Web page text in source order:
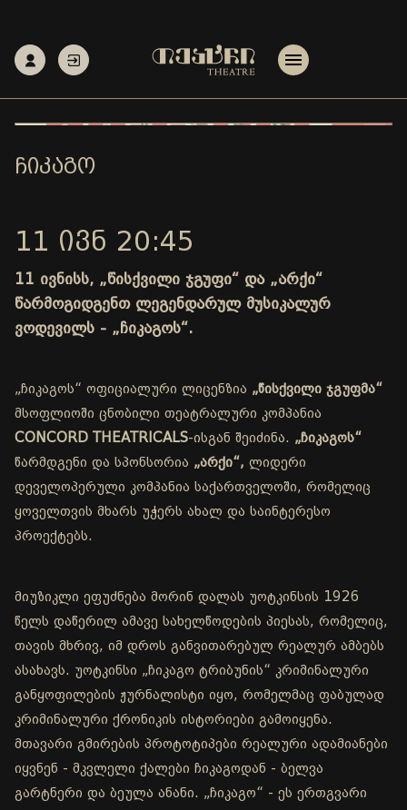
ᲩᲘᲙᲐᲒᲝ
11 ᲘᲕᲜ 20:45
11 ივნისს, „წისქვილი ჯგუფი“ და „არქი“
წარმოგიდგენთ ლეგენდარულ მუსიკალურ
ვოდევილს - „ჩიკაგოს“.
„ჩიკაგოს“ ოფიციალური ლიცენზია „წისქვილი ჯგუფმა“
მსოფლიოში ცნობილი თეატრალური კომპანია
CONCORD THEATRICALS-ისგან შეიძინა. „ჩიკაგოს“
წარმდგენი და სპონსორია „არქი“, ლიდერი
დეველოპერული კომპანია საქართველოში, რომელიც
ყოველთვის მხარს უჭერს ახალ და საინტერესო
პროექტებს.
მიუზიკლი ეფუძნება მორინ დალას უოტკინსის 1926
წელს დაწერილ ამავე სახელწოდების პიესას, რომელიც,
თავის მხრივ, იმ დროს განვითარებულ რეალურ ამბებს
ასახავს. უოტკინსი „ჩიკაგო ტრიბუნის“ კრიმინალური
განყოფილების ჟურნალისტი იყო, რომელმაც ფაბულად
კრიმინალური ქრონიკის ისტორიები გამოიყენა.
მთავარი გმირების პროტოტიპები რეალური ადამიანები
იყვნენ - მკვლელი ქალები ჩიკაგოდან - ბელვა
გარტნერი და ბეულა ანანი. „ჩიკაგო“ - ეს ერთგვარი